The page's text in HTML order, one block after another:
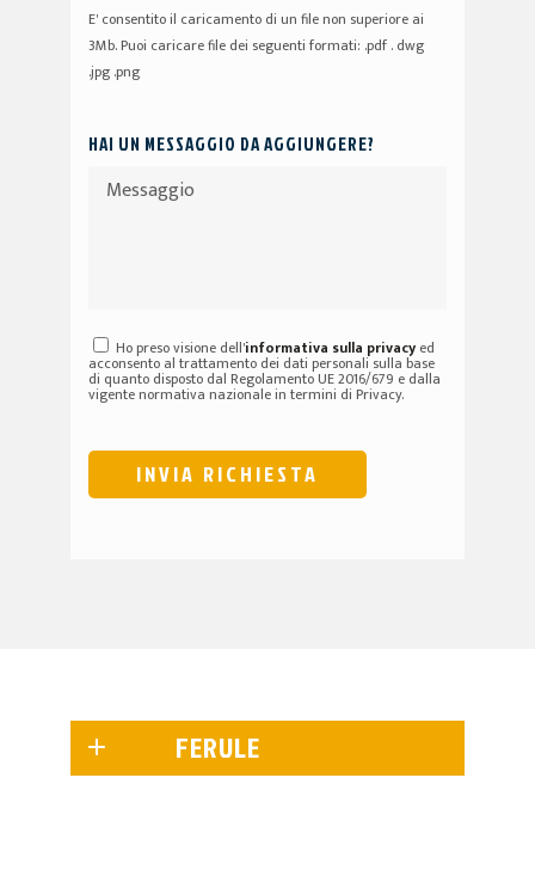
E' consentito il caricamento di un file non superiore ai
3Mb. Puoi caricare file dei seguenti formati: .pdf . dwg
.jpg .png
HAI UN MESSAGGIO DA AGGIUNGERE?
Ho preso visione dell'informativa sulla privacy ed
acconsento al trattamento dei dati personali sulla base
di quanto disposto dal Regolamento UE 2016/679 e dalla
vigente normativa nazionale in termini di Privacy.
FERULE